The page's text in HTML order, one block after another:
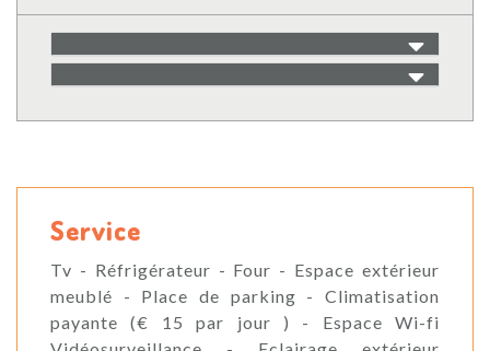
Service
Tv - Réfrigérateur - Four - Espace extérieur
meublé - Place de parking - Climatisation
payante (€ 15 par jour ) - Espace Wi-fi